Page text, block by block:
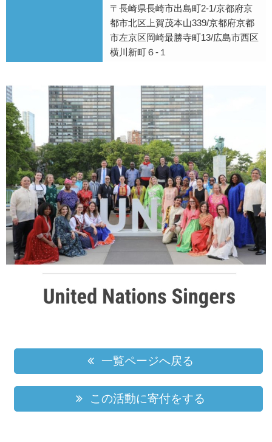
〒長崎県長崎市出島町2-1/京都府京
都市北区上賀茂本山339/京都府京都
市左京区岡崎最勝寺町13/広島市西区
横川新町６-１
一覧ページへ戻る
この活動に寄付をする